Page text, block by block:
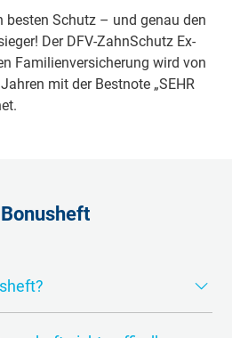
bes­ten Schutz – und ge­nau den
Der DFV-Zahn­Schutz Ex­
Fa­mi­lien­ver­si­che­rung wird von
mit der Best­no­te „SEHR